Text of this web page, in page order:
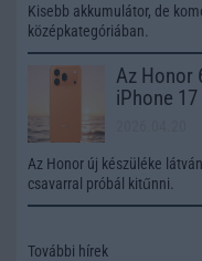
Kisebb akkumulátor, de
középkategóriában.
Az Honor
iPhone
Az Honor új készüléke
csavarral próbál kitűnni.
További hírek